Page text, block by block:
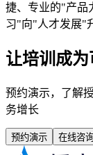
捷、专业的"产品
习"向"人才发展"
让培训成
预约演示，了解
务增长
预约演示 在线咨